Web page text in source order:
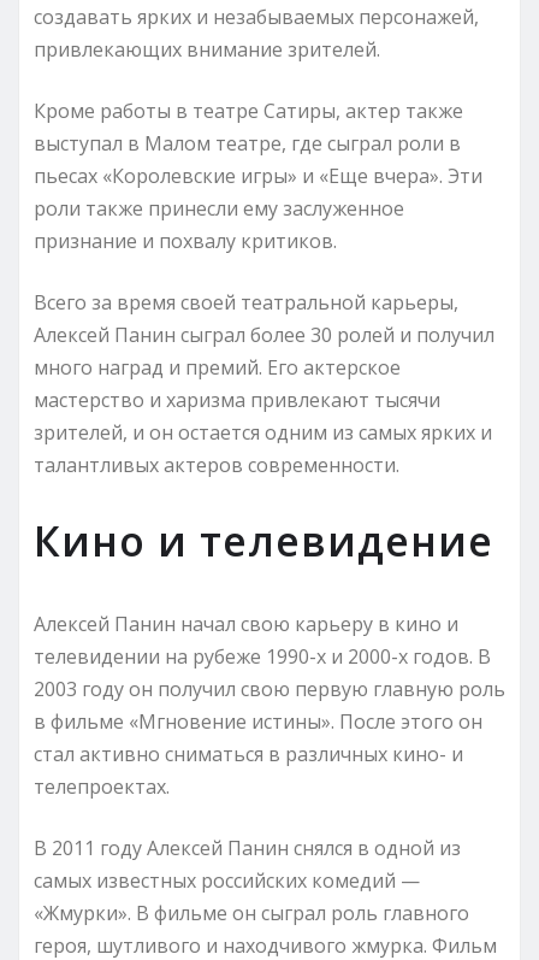
создавать ярких и незабываемых персонажей,
привлекающих внимание зрителей.
Кроме работы в театре Сатиры, актер также
выступал в Малом театре, где сыграл роли в
пьесах «Королевские игры» и «Еще вчера». Эти
роли также принесли ему заслуженное
признание и похвалу критиков.
Всего за время своей театральной карьеры,
Алексей Панин сыграл более 30 ролей и получил
много наград и премий. Его актерское
мастерство и харизма привлекают тысячи
зрителей, и он остается одним из самых ярких и
талантливых актеров современности.
Кино и телевидение
Алексей Панин начал свою карьеру в кино и
телевидении на рубеже 1990-х и 2000-х годов. В
2003 году он получил свою первую главную роль
в фильме «Мгновение истины». После этого он
стал активно сниматься в различных кино- и
телепроектах.
В 2011 году Алексей Панин снялся в одной из
самых известных российских комедий —
«Жмурки». В фильме он сыграл роль главного
героя, шутливого и находчивого жмурка. Фильм